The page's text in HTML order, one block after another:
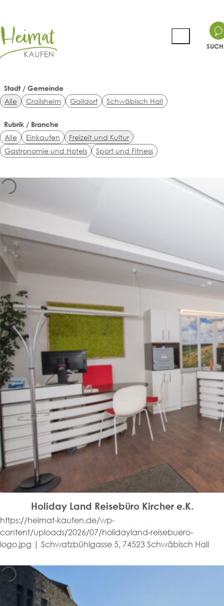
Stadt / Gemeinde
Alle
Crailsheim Gaildorf Schwäbisch Hall
Rubrik / Branche
Alle
Einkaufen
Freizeit und Kultur
Gastronomie und Hotels
Sport und Fitness
Holiday Land Reisebüro Kircher e.K.
https://heimat-kaufen.de/wp-
content/uploads/2026/07/holidayland-reisebuero-
logo.jpg | Schwatzbühlgasse 5, 74523 Schwäbisch Hall